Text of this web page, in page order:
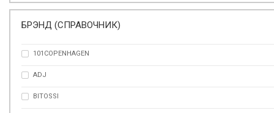
ЗЕЛЕНЫЙ
ЗОЛОТОЙ
КОРИЧНЕВЫЙ
ОЛИВКОВЫЙ
БРЭНД (СПРАВОЧНИК)
101COPENHAGEN
ADJ
BITOSSI